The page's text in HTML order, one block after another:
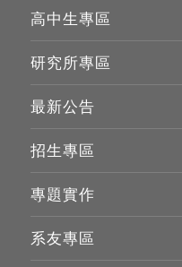
高中生專區
研究所專區
最新公告
招生專區
專題實作
系友專區